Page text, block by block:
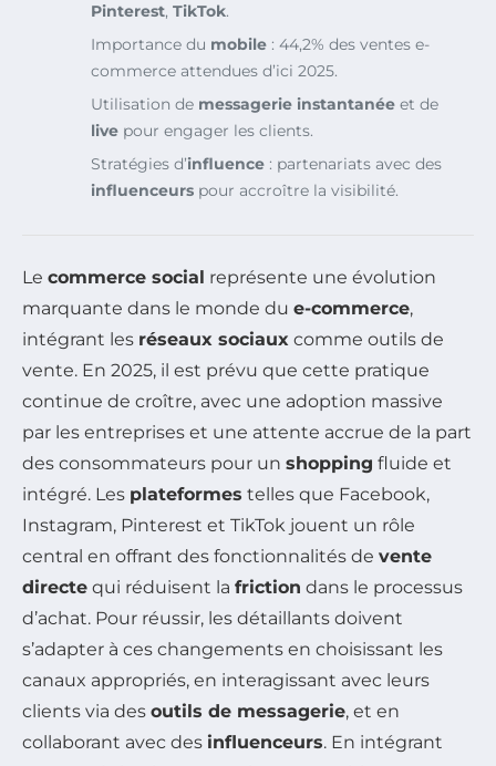
Pinterest, TikTok.
Importance du mobile : 44,2% des ventes e-
commerce attendues d’ici 2025.
Utilisation de messagerie instantanée et de
live pour engager les clients.
Stratégies d’influence : partenariats avec des
influenceurs pour accroître la visibilité.
Le commerce social représente une évolution
marquante dans le monde du e-commerce,
intégrant les réseaux sociaux comme outils de
vente. En 2025, il est prévu que cette pratique
continue de croître, avec une adoption massive
par les entreprises et une attente accrue de la part
des consommateurs pour un shopping fluide et
intégré. Les plateformes telles que Facebook,
Instagram, Pinterest et TikTok jouent un rôle
central en offrant des fonctionnalités de vente
directe qui réduisent la friction dans le processus
d’achat. Pour réussir, les détaillants doivent
s’adapter à ces changements en choisissant les
canaux appropriés, en interagissant avec leurs
clients via des outils de messagerie, et en
collaborant avec des influenceurs. En intégrant